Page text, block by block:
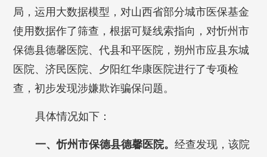
局，运用大数据模型，对山西省部分城市医保基金
使用数据作了筛查，根据可疑线索指向，对忻州市
保德县德馨医院、代县和平医院，朔州市应县东城
医院、济民医院、夕阳红华康医院进行了专项检
查，初步发现涉嫌欺诈骗保问题。
具体情况如下：
一、忻州市保德县德馨医院。 经查发现，该院